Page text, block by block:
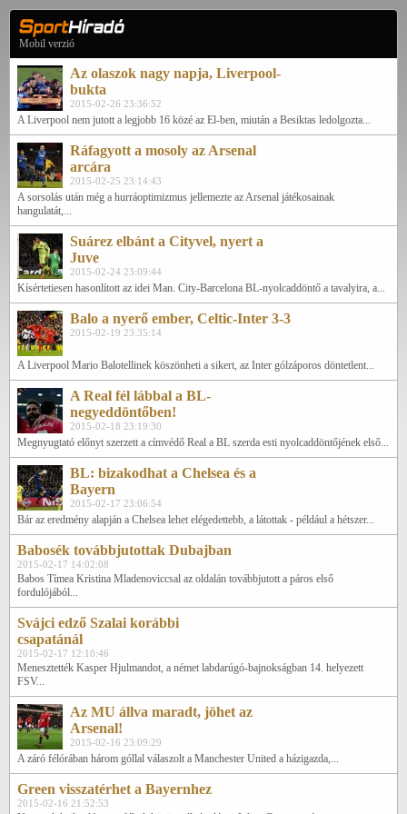
Mobil verzió
Az olaszok nagy napja, Liverpool-
bukta
2015-02-26 23:36:52
A Liverpool nem jutott a legjobb 16 közé az El-ben, miután a Besiktas ledolgozta...
Ráfagyott a mosoly az Arsenal
arcára
2015-02-25 23:14:43
A sorsolás után még a hurráoptimizmus jellemezte az Arsenal játékosainak
hangulatát,...
Suárez elbánt a Cityvel, nyert a
Juve
2015-02-24 23:09:44
Kísértetiesen hasonlított az idei Man. City-Barcelona BL-nyolcaddöntő a tavalyira, a...
Balo a nyerő ember, Celtic-Inter 3-3
2015-02-19 23:35:14
A Liverpool Mario Balotellinek köszönheti a sikert, az Inter gólzáporos döntetlent...
A Real fél lábbal a BL-
negyeddöntőben!
2015-02-18 23:19:30
Megnyugtató előnyt szerzett a címvédő Real a BL szerda esti nyolcaddöntőjének első...
BL: bizakodhat a Chelsea és a
Bayern
2015-02-17 23:06:54
Bár az eredmény alapján a Chelsea lehet elégedettebb, a látottak - például a hétszer...
Babosék továbbjutottak Dubajban
2015-02-17 14:02:08
Babos Tímea Kristina Mladenoviccsal az oldalán továbbjutott a páros első
fordulójából...
Svájci edző Szalai korábbi
csapatánál
2015-02-17 12:10:46
Menesztették Kasper Hjulmandot, a német labdarúgó-bajnokságban 14. helyezett
FSV...
Az MU állva maradt, jöhet az
Arsenal!
2015-02-16 23:09:29
A záró félórában három góllal válaszolt a Manchester United a házigazda,...
Green visszatérhet a Bayernhez
2015-02-16 21:52:53